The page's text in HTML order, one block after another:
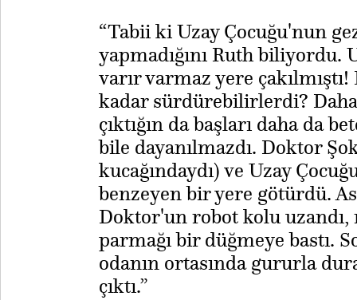
​“Tabii ki Uzay Çocuğu'nun
yapmadığını Ruth
varır varmaz yere
kadar sürdürebilirlerdi?
çıktığın da başları daha da
bile dayanılmazdı. Doktor
kucağındaydı) ve Uzay
benzeyen bir yere götürdü.
Doktor'un robot kolu uzandı,
parmağı bir düğmeye bastı.
odanın ortasında gururla
çıktı.”